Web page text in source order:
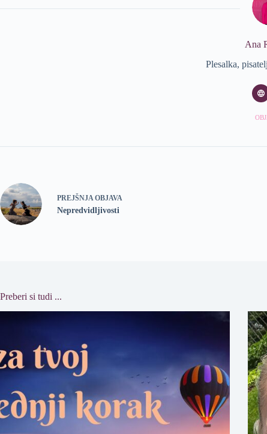
Ana
Plesalka,
PREJŠNJA OBJAVA
Nepredvidljivosti
Preberi si tudi ...